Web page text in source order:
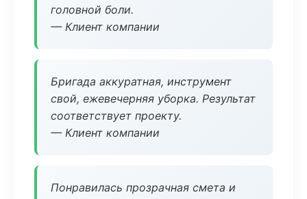
головной боли.
— Клиент компании
Бригада аккуратная, инструмент
свой, ежевечерняя уборка. Результат
соответствует проекту.
— Клиент компании
Понравилась прозрачная смета и